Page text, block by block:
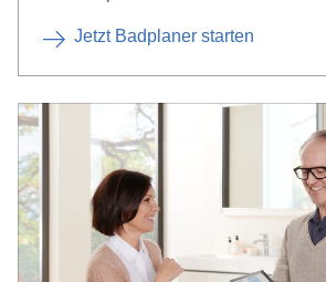
Jetzt Badplaner starten